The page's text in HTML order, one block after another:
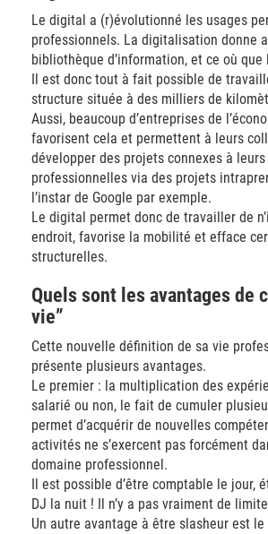
Le digital a (r)évolutionné les usages
professionnels. La digitalisation donne
bibliothèque d’information, et ce où que
Il est donc tout à fait possible de
structure située à des milliers de
Aussi, beaucoup d’entreprises de
favorisent cela et permettent à leurs
développer des projets connexes à
professionnelles via des projets
l’instar de Google par exemple.
Le digital permet donc de travailler de
endroit, favorise la mobilité et efface
structurelles.
Quels sont les avantages de
vie”
Cette nouvelle définition de sa vie
présente plusieurs avantages.
Le premier : la multiplication des
salarié ou non, le fait de cumuler
permet d’acquérir de nouvelles
activités ne s’exercent pas forcément
domaine professionnel.
Il est possible d’être comptable le jour,
DJ la nuit ! Il n’y a pas vraiment de
Un autre avantage à être slasheur est